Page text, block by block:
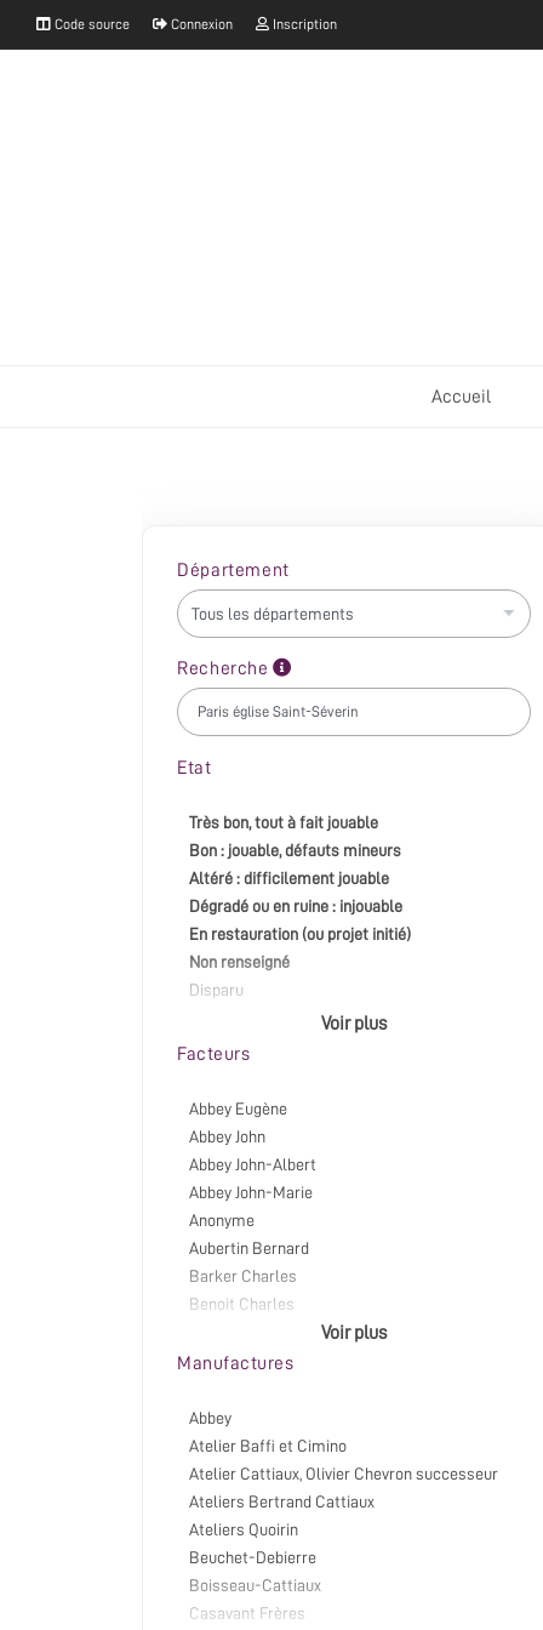
Code source Connexion Inscription
Accueil
Département
Recherche
Etat
Très bon, tout à fait jouable
Bon : jouable, défauts mineurs
Altéré : difficilement jouable
Dégradé ou en ruine : injouable
En restauration (ou projet initié)
Non renseigné
Disparu
Voir plus
Facteurs
Abbey Eugène
Abbey John
Abbey John-Albert
Abbey John-Marie
Anonyme
Aubertin Bernard
Barker Charles
Benoit Charles
Beuchet Joseph
Blumenroeder Quentin
Bois Antoine
Boisseau Robert
Bourgarel Jean
Briel, Mr
Bruges Jean (de)
Béasse Louis
Cailleux Christophe
Voir plus
Manufactures
Abbey
Atelier Baffi et Cimino
Atelier Cattiaux, Olivier Chevron successeur
Ateliers Bertrand Cattiaux
Ateliers Quoirin
Beuchet-Debierre
Boisseau-Cattiaux
Casavant Frères